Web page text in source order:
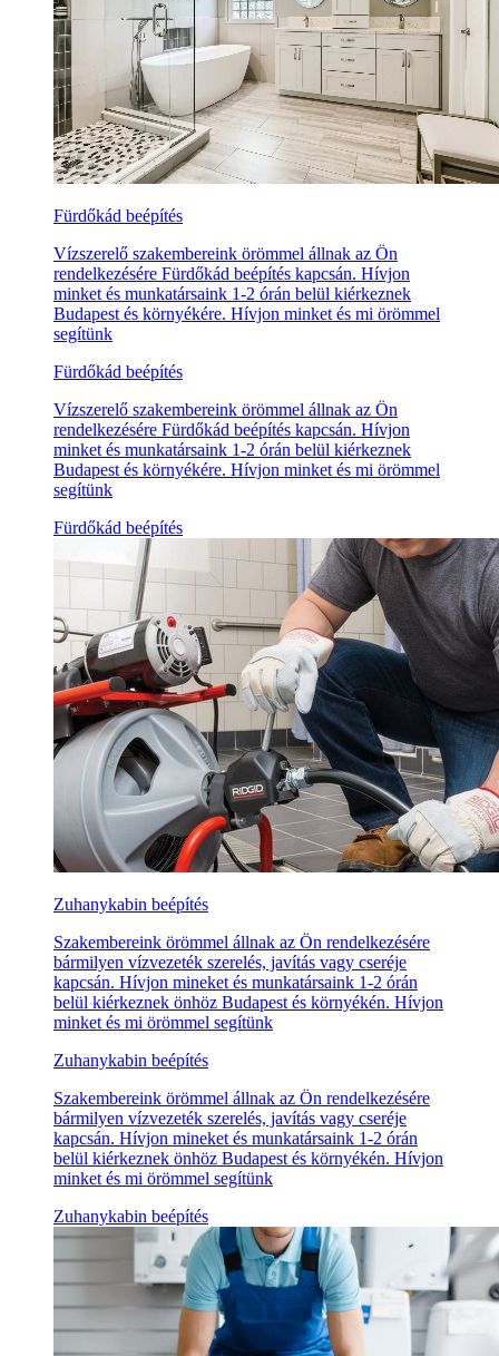
Fürdőkád beépítés
Vízszerelő szakembereink örömmel állnak az Ön
rendelkezésére Fürdőkád beépítés kapcsán. Hívjon
minket és munkatársaink 1-2 órán belül kiérkeznek
Budapest és környékére. Hívjon minket és mi örömmel
segítünk
Fürdőkád beépítés
Vízszerelő szakembereink örömmel állnak az Ön
rendelkezésére Fürdőkád beépítés kapcsán. Hívjon
minket és munkatársaink 1-2 órán belül kiérkeznek
Budapest és környékére. Hívjon minket és mi örömmel
segítünk
Fürdőkád beépítés
Zuhanykabin beépítés
Szakembereink örömmel állnak az Ön rendelkezésére
bármilyen vízvezeték szerelés, javítás vagy cseréje
kapcsán. Hívjon mineket és munkatársaink 1-2 órán
belül kiérkeznek önhöz Budapest és környékén. Hívjon
minket és mi örömmel segítünk
Zuhanykabin beépítés
Szakembereink örömmel állnak az Ön rendelkezésére
bármilyen vízvezeték szerelés, javítás vagy cseréje
kapcsán. Hívjon mineket és munkatársaink 1-2 órán
belül kiérkeznek önhöz Budapest és környékén. Hívjon
minket és mi örömmel segítünk
Zuhanykabin beépítés